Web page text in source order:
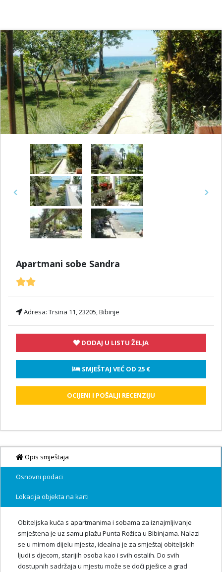
Previous Next
Apartmani sobe Sandra
Adresa: Trsina 11, 23205, Bibinje
DODAJ U LISTU ŽELJA
SMJEŠTAJ VEĆ OD 25 €
OCIJENI I POŠALJI RECENZIJU
Opis smještaja
Osnovni podaci
Lokacija objekta na karti
Obiteljska kuća s apartmanima i sobama za iznajmljivanje
smještena je uz samu plažu Punta Rožica u Bibinjama. Nalazi
se u mirnom dijelu mjesta, idealna je za smještaj obiteljskih
ljudi s djecom, starijih osoba kao i svih ostalih. Do svih
dostupnih sadržaja u mjestu može se doći pješice a grad